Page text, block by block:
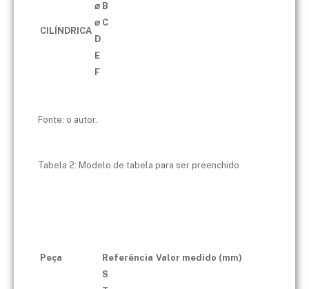
CILÍNDRICA
⌀ B
⌀ C
D
E
F
Fonte: o autor.
Tabela 2: Modelo de tabela para ser preenchido
Peça Referência Valor medido (mm)
S